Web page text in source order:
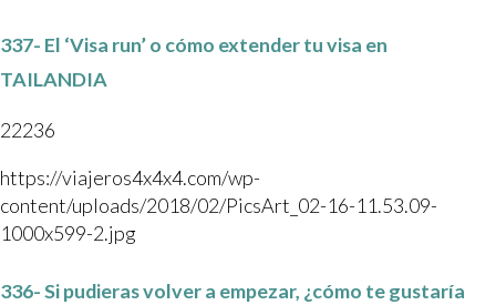
337- El ‘Visa run’ o cómo extender tu visa en
TAILANDIA
22236
https://viajeros4x4x4.com/wp-
content/uploads/2018/02/PicsArt_02-16-11.53.09-
1000x599-2.jpg
336- Si pudieras volver a empezar, ¿cómo te gustaría